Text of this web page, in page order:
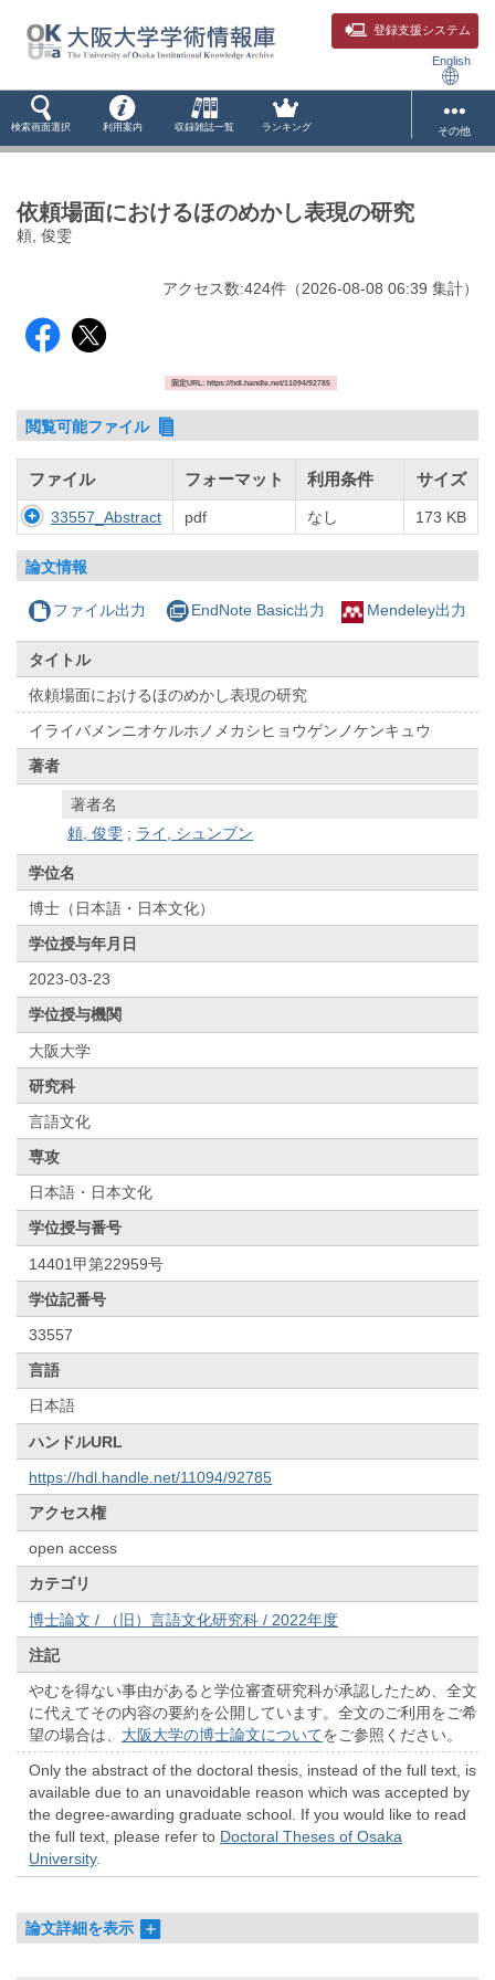
登録支援システム
English
検索画面選択 利用案内 収録雑誌一覧 ランキング その他
依頼場面におけるほのめかし表現の研究
頼, 俊雯
アクセス数:424件 （2026-08-08 06:39 集計）
固定URL: https://hdl.handle.net/11094/92785
閲覧可能ファイル
ファイル フォーマット 利用条件 サイズ
33557_Abstract pdf なし 173 KB
論文情報
ファイル出力 EndNote Basic出力 Mendeley出力
タイトル
依頼場面におけるほのめかし表現の研究
イライバメンニオケルホノメカシヒョウゲンノケンキュウ
著者
著者名
頼, 俊雯 ; ライ, シュンブン
学位名
博士（日本語・日本文化）
学位授与年月日
2023-03-23
学位授与機関
大阪大学
研究科
言語文化
専攻
日本語・日本文化
学位授与番号
14401甲第22959号
学位記番号
33557
言語
日本語
ハンドルURL
https://hdl.handle.net/11094/92785
アクセス権
open access
カテゴリ
博士論文 / （旧）言語文化研究科 / 2022年度
注記
やむを得ない事由があると学位審査研究科が承認したため、全文
に代えてその内容の要約を公開しています。全文のご利用をご希
望の場合は、 大阪大学の博士論文についてをご参照ください。
Only the abstract of the doctoral thesis, instead of the full text, is
available due to an unavoidable reason which was accepted by
the degree-awarding graduate school. If you would like to read
the full text, please refer to Doctoral Theses of Osaka
University.
論文詳細を表示